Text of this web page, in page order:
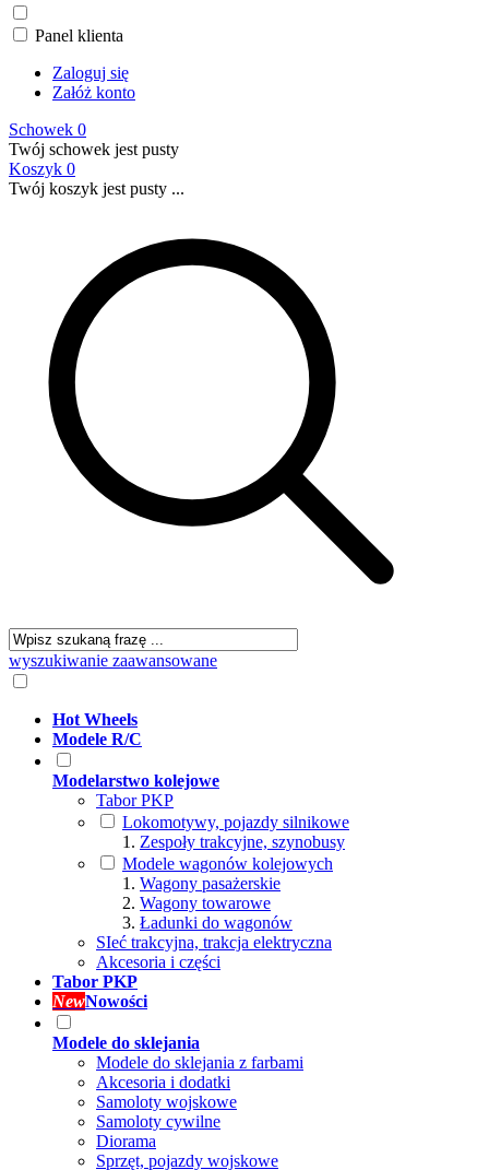
Panel klienta
Zaloguj się
Załóż konto
Schowek 0
Twój schowek jest pusty
Koszyk 0
Twój koszyk jest pusty ...
wyszukiwanie zaawansowane
Hot Wheels
Modele R/C
Modelarstwo kolejowe
Tabor PKP
Lokomotywy, pojazdy silnikowe
Zespoły trakcyjne, szynobusy
Modele wagonów kolejowych
Wagony pasażerskie
Wagony towarowe
Ładunki do wagonów
SIeć trakcyjna, trakcja elektryczna
Akcesoria i części
Tabor PKP
NewNowości
Modele do sklejania
Modele do sklejania z farbami
Akcesoria i dodatki
Samoloty wojskowe
Samoloty cywilne
Diorama
Sprzęt, pojazdy wojskowe